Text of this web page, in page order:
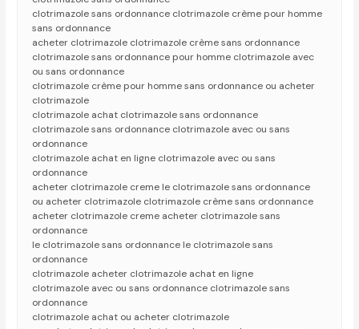
clotrimazole sans ordonnance clotrimazole crème pour homme
sans ordonnance
acheter clotrimazole clotrimazole crème sans ordonnance
clotrimazole sans ordonnance pour homme clotrimazole avec
ou sans ordonnance
clotrimazole crème pour homme sans ordonnance ou acheter
clotrimazole
clotrimazole achat clotrimazole sans ordonnance
clotrimazole sans ordonnance clotrimazole avec ou sans
ordonnance
clotrimazole achat en ligne clotrimazole avec ou sans
ordonnance
acheter clotrimazole creme le clotrimazole sans ordonnance
ou acheter clotrimazole clotrimazole crème sans ordonnance
acheter clotrimazole creme acheter clotrimazole sans
ordonnance
le clotrimazole sans ordonnance le clotrimazole sans
ordonnance
clotrimazole acheter clotrimazole achat en ligne
clotrimazole avec ou sans ordonnance clotrimazole sans
ordonnance
clotrimazole achat ou acheter clotrimazole